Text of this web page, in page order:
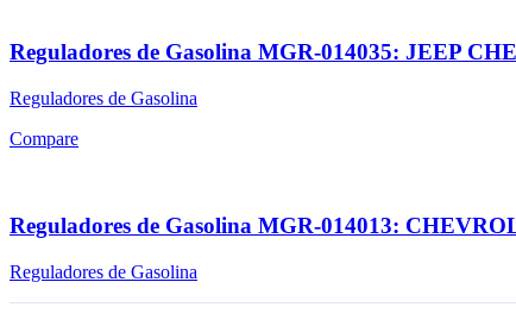
Reguladores de Gasolina MGR-014035: JEEP
Reguladores de Gasolina
Compare
Reguladores de Gasolina MGR-014013:
Reguladores de Gasolina